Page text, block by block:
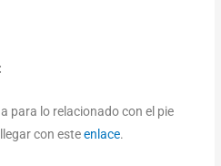
para lo relacionado con el pie
con esteenlace.